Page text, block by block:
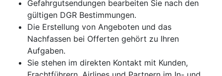
Gefahrgutsendungen bearbeiten Sie nach den
gültigen DGR Bestimmungen.
Die Erstellung von Angeboten und das
Nachfassen bei Offerten gehört zu Ihren
Aufgaben.
Sie stehen im direkten Kontakt mit Kunden,